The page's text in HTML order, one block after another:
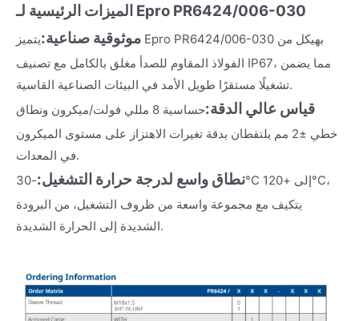
الميزات الرئيسية لـ Epro PR6424/006-030
موثوقية صناعية:يتميز Epro PR6424/006-030 بهيكل من
الفولاذ المقاوم للصدأ مغلق بالكامل مع تصنيف IP67، مما يضمن
تشغيلًا مستقرًا طويل الأمد في البيئات الصناعية القاسية.
قياس عالي الدقة:
حساسية 8 مللي فولت/ميكرون ونطاق
خطي ±2 مم يلتقطان بدقة تغيرات الاهتزاز على مستوى الميكرون
في المعدات.
نطاق واسع لدرجة حرارة التشغيل: -30°C إلى +120°C،
يتكيف مع مجموعة واسعة من ظروف التشغيل، من البرودة
الشديدة إلى الحرارة الشديدة.